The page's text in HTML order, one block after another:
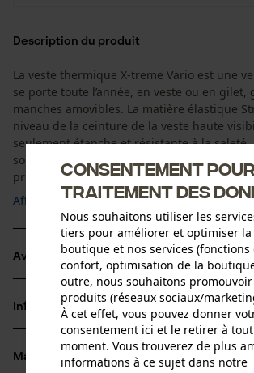
Description du produit
La veste thermique X-treme Vario est une
se porte toute l’année, en veste ou en gilet,
manches amovibles. La matière élastique
niveau de la ceinture de la veste haute
seulement étanche et résistante à la
solide. L’intérieur des poignets est élastique
protègent de la ...
Afficher plus
Avantages du produit
La matière stretch de la veste
confort de port optimal, beaucoup de
d’adaptabilité, ainsi qu' une liberté de
Veste fonctionnelle PSS pour femmes et
Informations sur le produit
Détails du produit
Matériau & entretien
Consentement
traitement des
Nous souhaitons utiliser les
tiers pour améliorer et optimiser la
boutique et nos services (fonctions
confort, optimisation de la
outre, nous souhaitons promouvoir
produits (réseaux sociaux/
À cet effet, vous pouvez donner
consentement ici et le retirer à tout
moment. Vous trouverez de plus
informations à ce sujet dans notre